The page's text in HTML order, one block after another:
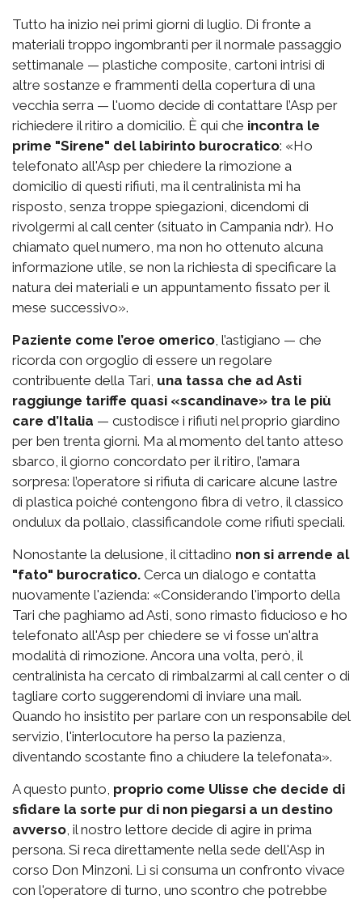
Tutto ha inizio nei primi giorni di luglio. Di fronte a
materiali troppo ingombranti per il normale passaggio
settimanale — plastiche composite, cartoni intrisi di
altre sostanze e frammenti della copertura di una
vecchia serra — l'uomo decide di contattare l’Asp per
richiedere il ritiro a domicilio. È qui che incontra le
prime "Sirene" del labirinto burocratico: «Ho
telefonato all'Asp per chiedere la rimozione a
domicilio di questi rifiuti, ma il centralinista mi ha
risposto, senza troppe spiegazioni, dicendomi di
rivolgermi al call center (situato in Campania ndr). Ho
chiamato quel numero, ma non ho ottenuto alcuna
informazione utile, se non la richiesta di specificare la
natura dei materiali e un appuntamento fissato per il
mese successivo».
Paziente come l’eroe omerico , l’astigiano — che
ricorda con orgoglio di essere un regolare
contribuente della Tari, una tassa che ad Asti
raggiunge tariffe quasi «scandinave» tra le più
care d’Italia — custodisce i rifiuti nel proprio giardino
per ben trenta giorni. Ma al momento del tanto atteso
sbarco, il giorno concordato per il ritiro, l’amara
sorpresa: l’operatore si rifiuta di caricare alcune lastre
di plastica poiché contengono fibra di vetro, il classico
ondulux da pollaio, classificandole come rifiuti speciali.
Nonostante la delusione, il cittadino non si arrende al
"fato" burocratico. Cerca un dialogo e contatta
nuovamente l'azienda: «Considerando l'importo della
Tari che paghiamo ad Asti, sono rimasto fiducioso e ho
telefonato all'Asp per chiedere se vi fosse un'altra
modalità di rimozione. Ancora una volta, però, il
centralinista ha cercato di rimbalzarmi al call center o di
tagliare corto suggerendomi di inviare una mail.
Quando ho insistito per parlare con un responsabile del
servizio, l'interlocutore ha perso la pazienza,
diventando scostante fino a chiudere la telefonata».
A questo punto, proprio come Ulisse che decide di
sfidare la sorte pur di non piegarsi a un destino
avverso , il nostro lettore decide di agire in prima
persona. Si reca direttamente nella sede dell'Asp in
corso Don Minzoni. Lì si consuma un confronto vivace
con l'operatore di turno, uno scontro che potrebbe